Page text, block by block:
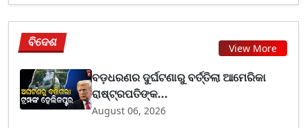
ବିଦେଶ View More
ବଡ଼ଧରଣର ଦୁର୍ଘଟଣାରୁ ବର୍ତ୍ତିଲା ଆମେରିକା
ରାଷ୍ଟ୍ରପତିଙ୍କ...
August 06, 2026